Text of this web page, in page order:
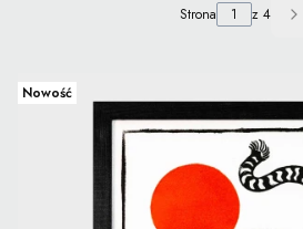
Strona z 4
Nowość